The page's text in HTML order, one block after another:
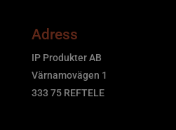
Adress
IP Produkter AB
Värnamovägen 1
333 75 REFTELE